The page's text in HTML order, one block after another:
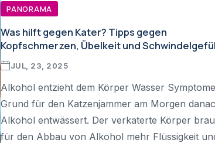
PANORAMA
Was hilft gegen Kater? Tipps gegen
Kopfschmerzen, Übelkeit und
JUL, 23, 2025
Alkohol entzieht dem Körper Wasser
Grund für den Katzenjammer am Morgen
Alkohol entwässert. Der verkaterte Körper
für den Abbau von Alkohol mehr Flüssigkeit